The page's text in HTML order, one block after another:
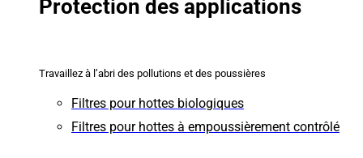
Protection des applications
Travaillez à l’abri des pollutions et des poussières
Filtres pour hottes biologiques
Filtres pour hottes à empoussièrement contrôlé